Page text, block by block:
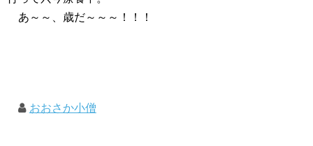
あ～～、歳だ～～～！！！
おおさか小僧